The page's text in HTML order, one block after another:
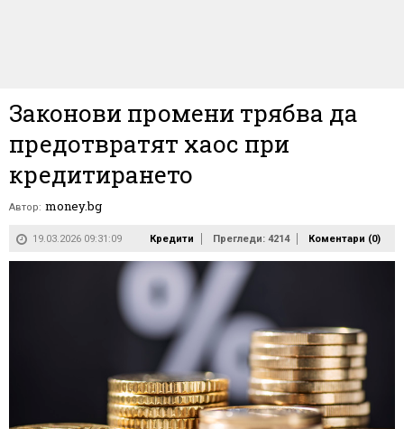
Законови промени трябва да
предотвратят хаос при
кредитирането
Автор: money.bg
19.03.2026 09:31:09 Кредити Прегледи: 4214 Коментари (0)